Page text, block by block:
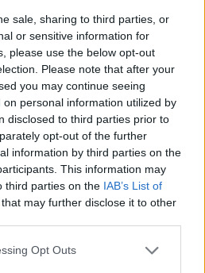
sale, sharing to third parties, or
or sensitive information for
please use the below opt-out
Please note that after your
you may continue seeing
personal information utilized by
disclosed to third parties prior to
opt-out of the further
information by third parties on the
This information may
third parties on the IAB’s List of
that may further disclose it to other
Opt Outs
harmadát el kéne
európai
készül, legalább 16